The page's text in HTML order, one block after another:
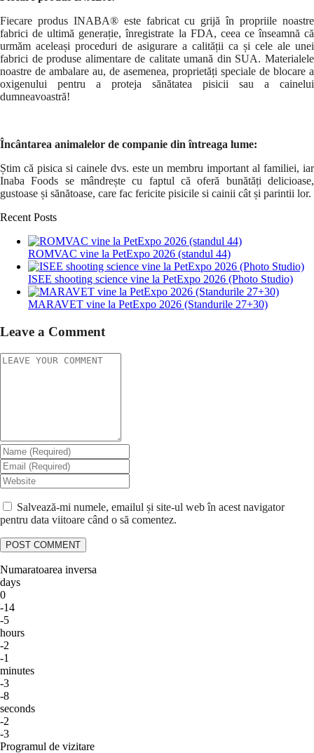
Fiecare produs INABA® este fabricat cu grijă în propriile noastre
fabrici de ultimă generație, înregistrate la FDA, ceea ce înseamnă că
urmăm aceleași proceduri de asigurare a calității ca și cele ale unei
fabrici de produse alimentare de calitate umană din SUA. Materialele
noastre de ambalare au, de asemenea, proprietăți speciale de blocare a
oxigenului pentru a proteja sănătatea pisicii sau a cainelui
dumneavoastră!
Încântarea animalelor de companie din întreaga lume:
Știm că pisica si cainele dvs. este un membru important al familiei, iar
Inaba Foods se mândrește cu faptul că oferă bunătăți delicioase,
gustoase și sănătoase, care fac fericite pisicile si cainii cât și parintii lor.
Recent Posts
ROMVAC vine la PetExpo 2026 (standul 44)
ISEE shooting science vine la PetExpo 2026 (Photo Studio)
MARAVET vine la PetExpo 2026 (Standurile 27+30)
Leave a Comment
Salvează-mi numele, emailul și site-ul web în acest navigator
pentru data viitoare când o să comentez.
Numaratoarea inversa
days
0
-14
-5
hours
-2
-1
minutes
-3
-8
seconds
-2
-3
Programul de vizitare